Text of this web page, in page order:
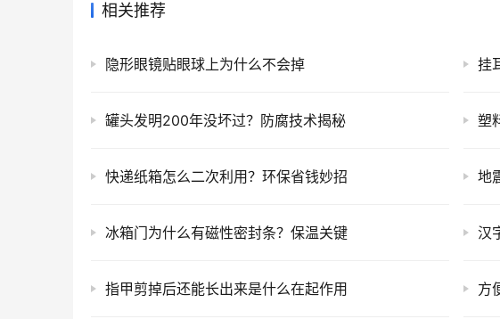
相关推荐
隐形眼镜贴眼球上为什么不会掉 挂
罐头发明200年没坏过？防腐技术揭秘 塑
快递纸箱怎么二次利用？环保省钱妙招 地
冰箱门为什么有磁性密封条？保温关键 汉
指甲剪掉后还能长出来是什么在起作用 方